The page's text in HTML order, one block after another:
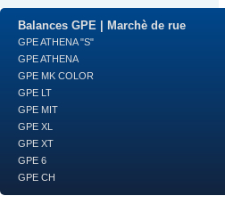
Balances GPE | Marchè de rue
GPE ATHENA "S"
GPE ATHENA
GPE MK COLOR
GPE LT
GPE MIT
GPE XL
GPE XT
GPE 6
GPE CH